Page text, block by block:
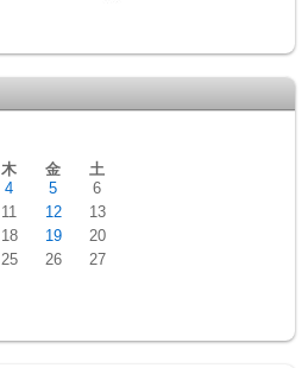
木 金
土
4 5
6
11 12
13
18 19
20
25 26
27